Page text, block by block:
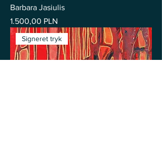
Barbara Jasiulis
Pris
1.500,00 PLN
Signeret tryk